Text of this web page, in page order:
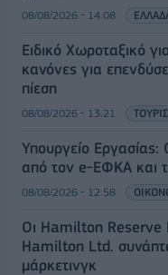
08/08/2026 - 14:08
Ειδικό Χωροταξικό
κανόνες για
πίεση
08/08/2026 - 13:21
Υπουργείο
από τον e-ΕΦΚΑ και
08/08/2026 - 12:58
Οι Hamilton Reserve
Hamilton Ltd.
μάρκετινγκ